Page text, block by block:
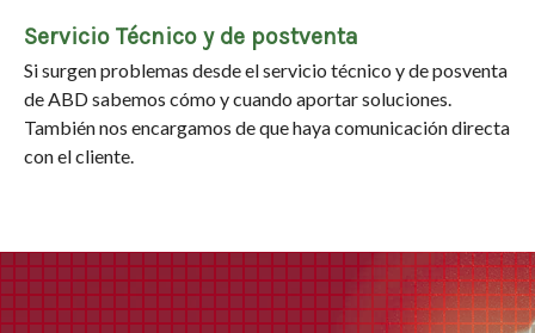
Servicio Técnico y de postventa
Si surgen problemas desde el servicio técnico y de posventa
de ABD sabemos cómo y cuando aportar soluciones.
También nos encargamos de que haya comunicación directa
con el cliente.